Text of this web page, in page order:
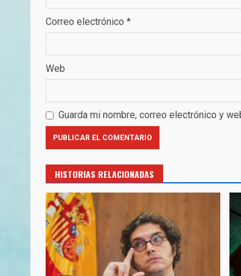
Correo electrónico *
Web
Guarda mi nombre, correo electrónico y
HISTORIAS RELACIONADAS